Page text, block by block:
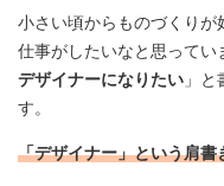
小さい頃からものづくりが
仕事がしたいなと思ってい
デザイナーになりたい 」
す。
「デザイナー」という肩